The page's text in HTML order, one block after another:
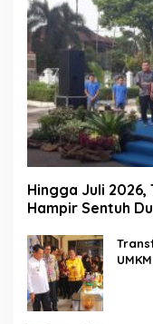
Hingga Juli 2026,
Hampir Sentuh